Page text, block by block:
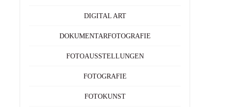
DIGITAL ART
DOKUMENTARFOTOGRAFIE
FOTOAUSSTELLUNGEN
FOTOGRAFIE
FOTOKUNST